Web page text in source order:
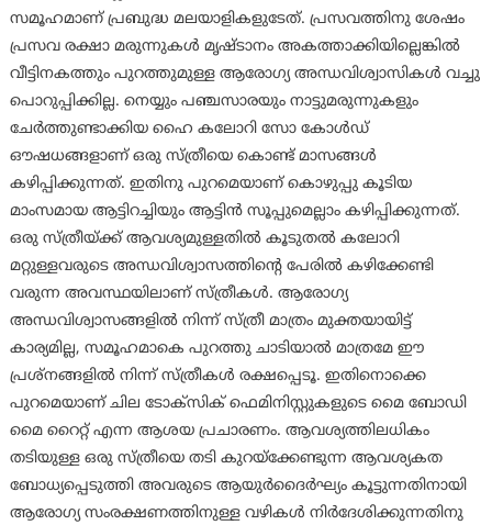
സമൂഹമാണ് പ്രബുദ്ധ മലയാളികളുടേത്. പ്രസവത്തിനു ശേഷം
പ്രസവ രക്ഷാ മരുന്നുകള്‍ മൃഷ്ടാനം അകത്താക്കിയില്ലെങ്കില്‍
വീട്ടിനകത്തും പുറത്തുമുള്ള ആരോഗ്യ അന്ധവിശ്വാസികള്‍ വച്ചു
പൊറുപ്പിക്കില്ല. നെയ്യും പഞ്ചസാരയും നാട്ടുമരുന്നുകളും
ചേര്‍ത്തുണ്ടാക്കിയ ഹൈ കലോറി സോ കോള്‍ഡ്
ഔഷധങ്ങളാണ് ഒരു സ്ത്രീയെ കൊണ്ട് മാസങ്ങള്‍
കഴിപ്പിക്കുന്നത്. ഇതിനു പുറമെയാണ് കൊഴുപ്പു കൂടിയ
മാംസമായ ആട്ടിറച്ചിയും ആട്ടിന്‍ സൂപ്പുമെല്ലാം കഴിപ്പിക്കുന്നത്.
ഒരു സ്ത്രീയ്ക്ക് ആവശ്യമുള്ളതില്‍ കൂടുതല്‍ കലോറി
മറ്റുള്ളവരുടെ അന്ധവിശ്വാസത്തിന്റെ പേരില്‍ കഴിക്കേണ്ടി
വരുന്ന അവസ്ഥയിലാണ് സ്ത്രീകള്‍. ആരോഗ്യ
അന്ധവിശ്വാസങ്ങളില്‍ നിന്ന് സ്ത്രീ മാത്രം മുക്തയായിട്ട്
കാര്യമില്ല, സമൂഹമാകെ പുറത്തു ചാടിയാല്‍ മാത്രമേ ഈ
പ്രശ്‌നങ്ങളില്‍ നിന്ന് സ്ത്രീകള്‍ രക്ഷപ്പെടൂ. ഇതിനൊക്കെ
പുറമെയാണ് ചില ടോക്‌സിക് ഫെമിനിസ്റ്റുകളുടെ മൈ ബോഡി
മൈ റൈറ്റ് എന്ന ആശയ പ്രചാരണം. ആവശ്യത്തിലധികം
തടിയുള്ള ഒരു സ്ത്രീയെ തടി കുറയ്‌ക്കേണ്ടുന്ന ആവശ്യകത
ബോധ്യപ്പെടുത്തി അവരുടെ ആയുര്‍ദൈര്‍ഘ്യം കൂട്ടുന്നതിനായി
ആരോഗ്യ സംരക്ഷണത്തിനുള്ള വഴികള്‍ നിര്‍ദേശിക്കുന്നതിനു